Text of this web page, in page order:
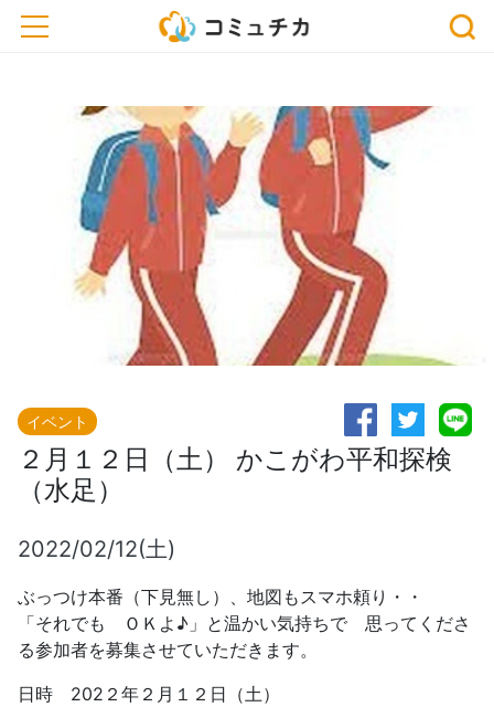
toggle navigation
※開催予定のイベントが中止・延期になっている場合がございます。おでかけ、または
お申込みの際は、事前に主催者にご確認ください。
イベント
２月１２日（土） かこがわ平和探検
（水足）
2022/02/12(土)
ぶっつけ本番（下見無し）、地図もスマホ頼り・・
「それでも ＯＫよ♪」と温かい気持ちで 思ってくださ
る参加者を募集させていただきます。
日時 202２年２月１２日（土）